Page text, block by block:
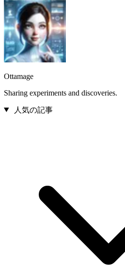
Ottamage
Sharing experiments and discoveries.
人気の記事